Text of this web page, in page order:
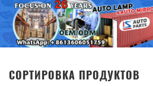
СОРТИРОВКА ПРОДУКТОВ